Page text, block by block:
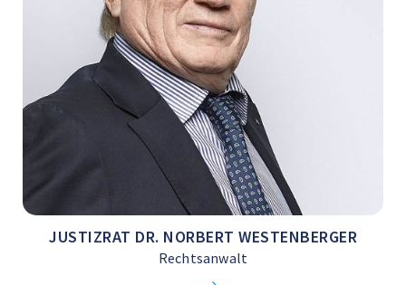
JUSTIZRAT DR. NORBERT WESTENBERGER
Rechtsanwalt